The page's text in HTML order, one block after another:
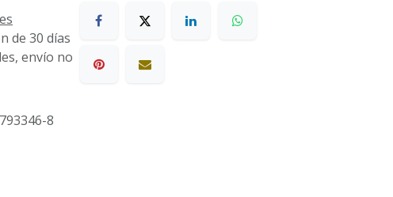
de 30 días
envío no
793346-8